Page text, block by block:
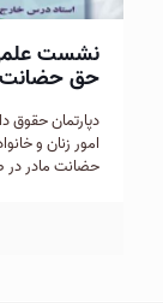
نشست
حق حضانت
دپارتمان حقوق
امور زنان و
حضانت مادر